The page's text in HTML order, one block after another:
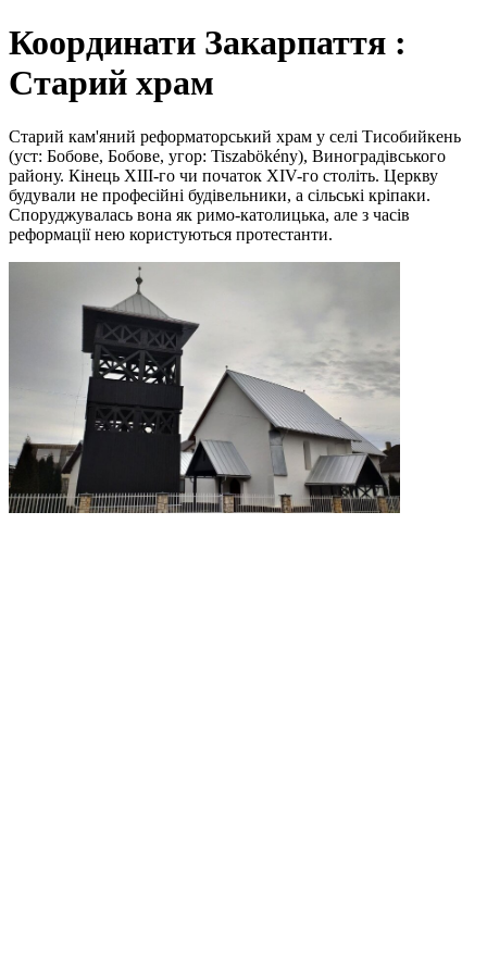
Координати Закарпаття :
Старий храм
Старий кам'яний реформаторський храм у селі Тисобийкень
(уст: Бобове, Бобове, угор: Tiszabökény), Виноградівського
району. Кінець XIII-го чи початок XIV-го століть. Церкву
будували не професійні будівельники, а сільські кріпаки.
Споруджувалась вона як римо-католицька, але з часів
реформації нею користуються протестанти.